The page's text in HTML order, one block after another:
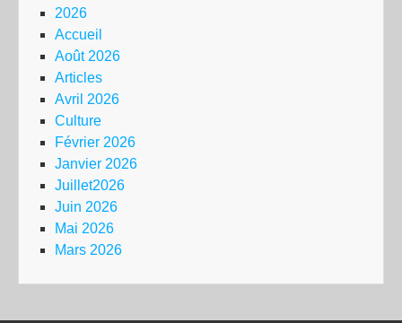
2026
Accueil
Août 2026
Articles
Avril 2026
Culture
Février 2026
Janvier 2026
Juillet2026
Juin 2026
Mai 2026
Mars 2026